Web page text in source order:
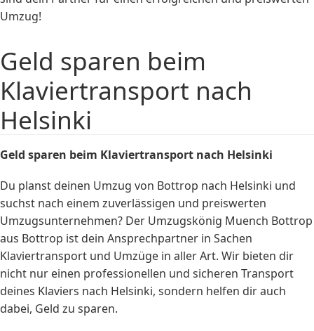
Umzug!
Geld sparen beim
Klaviertransport nach
Helsinki
Geld sparen beim Klaviertransport nach Helsinki
Du planst deinen Umzug von Bottrop nach Helsinki und
suchst nach einem zuverlässigen und preiswerten
Umzugsunternehmen? Der Umzugskönig Muench Bottrop
aus Bottrop ist dein Ansprechpartner in Sachen
Klaviertransport und Umzüge in aller Art. Wir bieten dir
nicht nur einen professionellen und sicheren Transport
deines Klaviers nach Helsinki, sondern helfen dir auch
dabei, Geld zu sparen.